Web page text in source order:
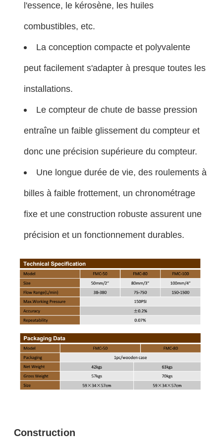
l'essence, le kérosène, les huiles
combustibles, etc.
La conception compacte et polyvalente
peut facilement s'adapter à presque toutes les
installations.
Le compteur de chute de basse pression
entraîne un faible glissement du compteur et
donc une précision supérieure du compteur.
Une longue durée de vie, des roulements à
billes à faible frottement, un chronométrage
fixe et une construction robuste assurent une
précision et un fonctionnement durables.
Construction